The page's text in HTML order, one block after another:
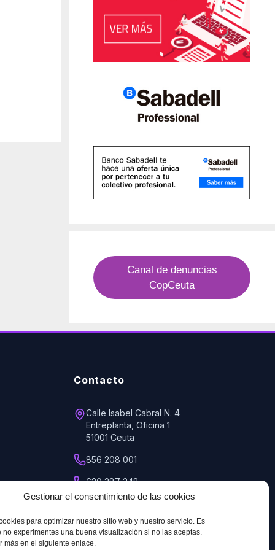
Gestionar el consentimiento de las cookies
para optimizar nuestro sitio web y nuestro servicio. Es
no experimentes una buena visualización si no las aceptas.
más en el siguiente enlace.
Canal de denuncias
CopCeuta
Contacto
Calle Isabel Cabral N. 4
Entreplanta, Oficina 1
51001 Ceuta
856 208 001
620 387 348